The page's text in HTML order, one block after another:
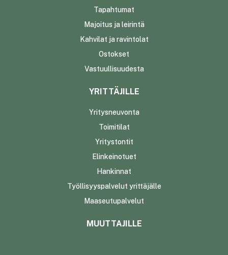
Tapahtumat
Majoitus ja leirintä
Kahvilat ja ravintolat
Ostokset
Vastuullisuudesta
YRITTÄJILLE
Yritysneuvonta
Toimitilat
Yritystontit
Elinkeinotuet
Hankinnat
Työllisyyspalvelut yrittäjälle
Maaseutupalvelut
MUUTTAJILLE